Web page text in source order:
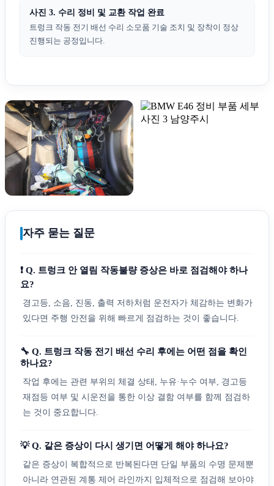
사진 3. 수리 정비 및 교환 작업 완료
트렁크 작동 전기 배선 수리 소모품 기술 조치 및 장착이 정상
진행되는 공정입니다.
자주 묻는 질문
❗ Q. 트렁크 안 열림 작동불량 증상은 바로 점검해야 하나
요?
경고등, 소음, 진동, 출력 저하처럼 운전자가 체감하는 변화가
있다면 주행 안전을 위해 빠르게 점검하는 것이 좋습니다.
🔧 Q. 트렁크 작동 전기 배선 수리 후에는 어떤 점을 확인
하나요?
작업 후에는 관련 부위의 체결 상태, 누유·누수 여부, 경고등
재점등 여부 및 시운전을 통한 이상 결함 여부를 함께 점검하
는 것이 중요합니다.
💡 Q. 같은 증상이 다시 생기면 어떻게 해야 하나요?
같은 증상이 복합적으로 반복된다면 단일 부품의 수명 문제뿐
아니라 연관된 계통 제어 라인까지 입체적으로 점검해 보아야